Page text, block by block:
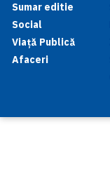
Sumar editie
Social
Viață Publică
Afaceri